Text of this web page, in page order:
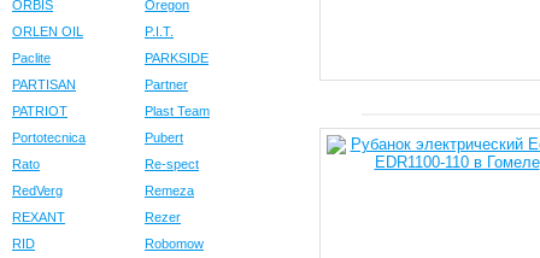
ORBIS
Oregon
ORLEN OIL
P.I.T.
Paclite
PARKSIDE
PARTISAN
Partner
PATRIOT
Plast Team
Portotecnica
Pubert
Rato
Re-spect
RedVerg
Remeza
REXANT
Rezer
RID
Robomow